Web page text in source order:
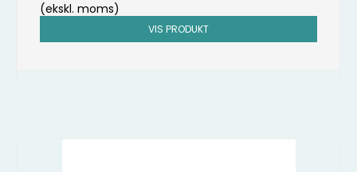
(ekskl. moms)
VIS PRODUKT